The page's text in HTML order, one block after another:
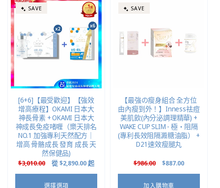
SAVE
[6+6]【最受歡迎】【強效
增高療程】OKAMI 日本大
神長骨素 + OKAMI 日本大
神成長免疫啫喱（樂天排名
NO.1 加強專利天然配方｜
增高 骨骼成長 發育 成長 天
然保健品)
定
$3,010.00 售
價
從$2,890.00起
選擇選項
SAVE
【最強の瘦身組合 全方位
由內瘦到外！】Inness祛痘
美肌飲(內分泌調理精華) +
WAKE CUP SLIM - 極・阻隔
(專利長效阻隔澱糖油脂） +
D21速效瘦腿丸
定
$986.00 售
$887.00
加入購物車